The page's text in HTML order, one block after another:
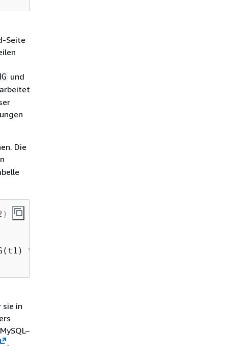
Seite
und
Die
*/ f1, f2
*/ f1, f2
sie in
.